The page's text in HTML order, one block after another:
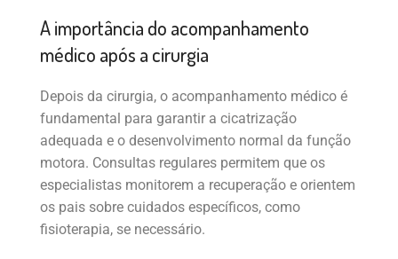
A importância do acompanhamento
médico após a cirurgia
Depois da cirurgia, o acompanhamento médico é
fundamental para garantir a cicatrização
adequada e o desenvolvimento normal da função
motora. Consultas regulares permitem que os
especialistas monitorem a recuperação e orientem
os pais sobre cuidados específicos, como
fisioterapia, se necessário.